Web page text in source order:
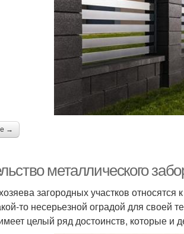
→
металлического
загородных участков
то несерьезной оградой для
целый ряд достоинств, которые и